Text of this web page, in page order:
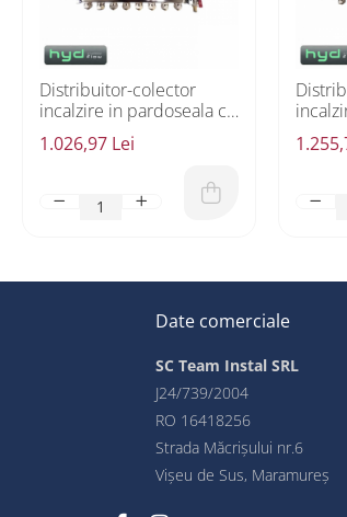
Distribuitor-colector
incalzire in pardoseala cu
8 circuite
1.026,97 Lei
10
Date comerciale
SC Team Instal SRL
J24/739/2004
RO 16418256
Strada Măcrișului nr.6
Vișeu de Sus, Maramureş